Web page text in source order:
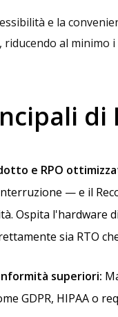
e la
al minimo
di
e RPO
— e il
Ospita l'hardware
sia RTO
superiori:
GDPR, HIPAA o